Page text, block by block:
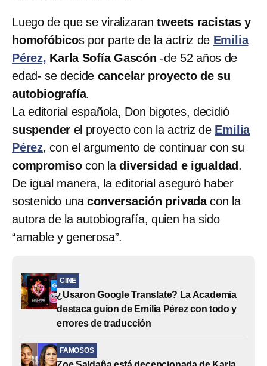
Luego de que se viralizarantweets racistas y
homofóbicos por parte de la actriz de Emilia
Pérez, Karla Sofía Gascón -de 52 años de
edad- se decide cancelar proyecto de su
autobiografía.
La editorial española, Don bigotes, decidió
suspender el proyecto con la actriz de Emilia
Pérez, con el argumento de continuar con su
compromiso con ladiversidad e igualdad .
De igual manera, la editorial aseguró haber
sostenido unaconversación privadacon la
autora de la autobiografía, quien ha sido
“amable y generosa”.
CINE
¿Usaron Google Translate? La Academia
destaca guion de Emilia Pérez con todo y
errores de traducción
FAMOSOS